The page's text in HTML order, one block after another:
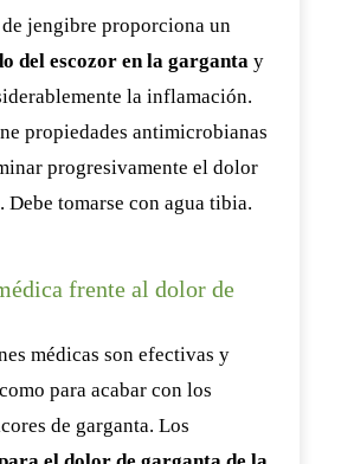
jengibre proporciona un
del escozor en la garganta y
la inflamación.
propiedades antimicrobianas
progresivamente el dolor
Debe tomarse con agua tibia.
frente al dolor de
médicas son efectivas y
para acabar con los
de garganta. Los